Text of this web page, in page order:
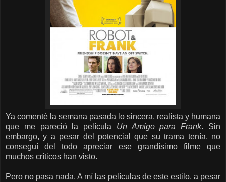
Ya comenté la semana pasada lo sincera, realista y humana
que me pareció la película Un Amigo para Frank. Sin
embargo, y a pesar del potencial que su trama tenía, no
conseguí del todo apreciar ese grandísimo filme que
muchos críticos han visto.
Pero no pasa nada. A mí las películas de este estilo, a pesar